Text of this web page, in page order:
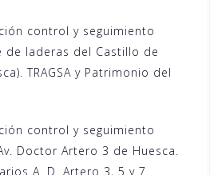
control y seguimiento
de laderas del Castillo de
TRAGSA y Patrimonio del
control y seguimiento
Doctor Artero 3 de Huesca.
A. D. Artero 3, 5 y 7.